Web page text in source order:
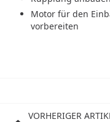
Motor für den
vorbereiten
VORHERIGER